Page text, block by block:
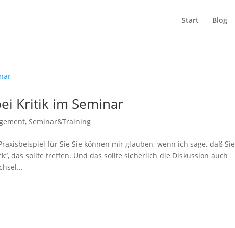
Start Blog
Kritik im Seminar
,Seminar&Training
für Sie Sie können mir glauben, wenn ich sage, daß Sie
das sollte treffen. Und das sollte sicherlich die Diskussion auch